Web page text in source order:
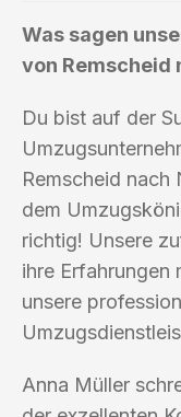
Was sagen
von Remscheid
Du bist auf der
Remscheid nach
dem
richtig! Unsere
ihre Erfahrungen
unsere
Anna Müller